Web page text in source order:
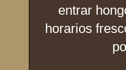
entrar
horarios